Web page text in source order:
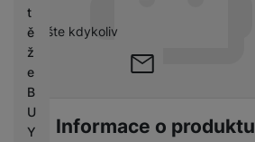
t
ě
ž
e
B
U
Y
pište kdykoliv
Informace o produktu